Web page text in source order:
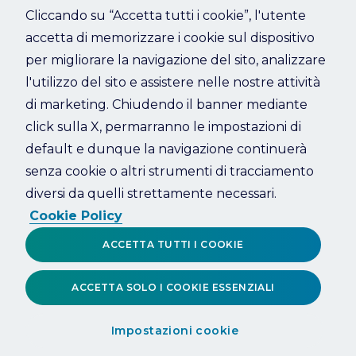
Refresh
Cliccando su “Accetta tutti i cookie”, l'utente
accetta di memorizzare i cookie sul dispositivo
per migliorare la navigazione del sito, analizzare
l'utilizzo del sito e assistere nelle nostre attività
di marketing. Chiudendo il banner mediante
click sulla X, permarranno le impostazioni di
default e dunque la navigazione continuerà
senza cookie o altri strumenti di tracciamento
diversi da quelli strettamente necessari.
Cookie Policy
Impostazioni cookie
ACCETTA SOLO I COOKIE ESSENZIALI
ACCETTA TUTTI I COOKIE